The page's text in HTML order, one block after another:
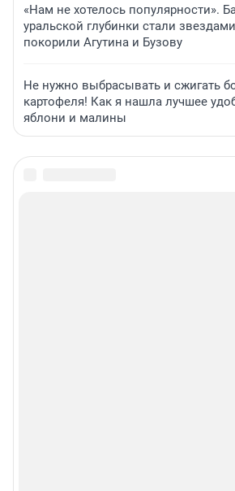
«Нам не хотелось популярности».
уральской глубинки стали
покорили Агутина и Бузову
Не нужно выбрасывать и сжигать
картофеля! Как я нашла лучшее
яблони и малины